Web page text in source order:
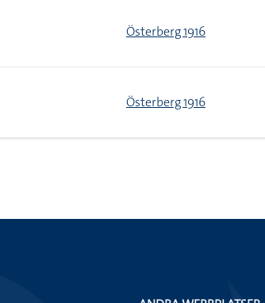
Österberg 1916
Österberg 1916